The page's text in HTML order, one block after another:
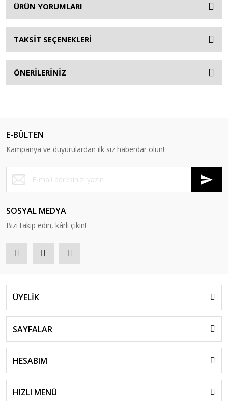
ÜRÜN YORUMLARI
TAKSİT SEÇENEKLERİ
ÖNERİLERİNİZ
E-BÜLTEN
Kampanya ve duyurulardan ilk siz haberdar olun!
SOSYAL MEDYA
Bizi takip edin, kârlı çıkın!
ÜYELİK
SAYFALAR
HESABIM
HIZLI MENÜ